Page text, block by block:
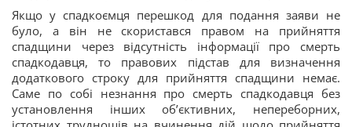
Якщо у спадкоємця перешкод для подання заяви не
було, а він не скористався правом на прийняття
спадщини через відсутність інформації про смерть
спадкодавця, то правових підстав для визначення
додаткового строку для прийняття спадщини немає.
Саме по собі незнання про смерть спадкодавця без
установлення інших об’єктивних, непереборних,